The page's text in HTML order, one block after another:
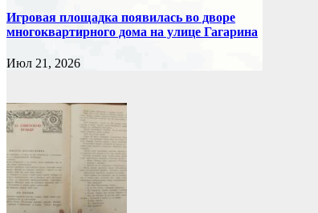
Игровая площадка появилась во дворе
многоквартирного дома на улице Гагарина
Июл 21, 2026